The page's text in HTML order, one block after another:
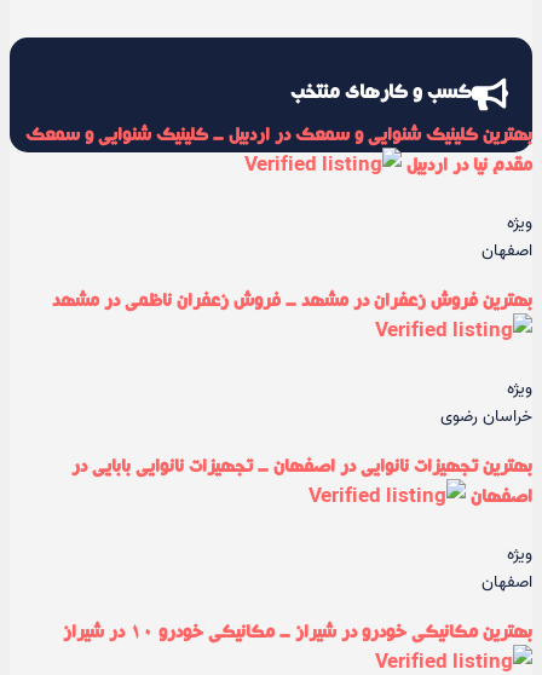
کسب و کارهای منتخب
بهترین کلینیک شنوایی و سمعک در اردبیل - کلینیک شنوایی و سمعک
مقدم نیا در اردبیل
ویژه
اصفهان
بهترین فروش زعفران در مشهد - فروش زعفران ناظمی در مشهد
ویژه
خراسان رضوی
بهترین تجهیزات نانوایی در اصفهان - تجهیزات نانوایی بابایی در
اصفهان
ویژه
اصفهان
بهترین مکانیکی خودرو در شیراز - مکانیکی خودرو ۱۰ در شیراز